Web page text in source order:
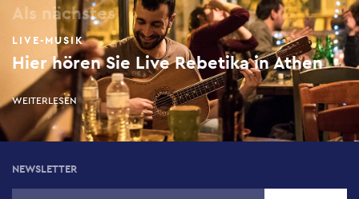
Als nächstes
LIVE-MUSIK
Hier hören Sie Live Rebetika in Athen
WEITERLESEN
NEWSLETTER